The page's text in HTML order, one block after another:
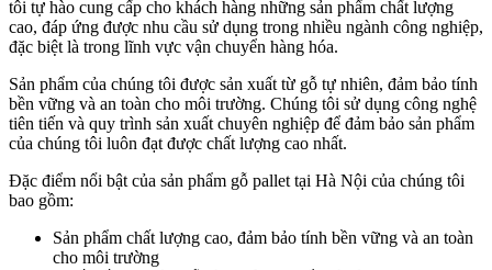
tôi tự hào cung cấp cho khách hàng những sản phẩm chất lượng
cao, đáp ứng được nhu cầu sử dụng trong nhiều ngành công nghiệp,
đặc biệt là trong lĩnh vực vận chuyển hàng hóa.
Sản phẩm của chúng tôi được sản xuất từ gỗ tự nhiên, đảm bảo tính
bền vững và an toàn cho môi trường. Chúng tôi sử dụng công nghệ
tiên tiến và quy trình sản xuất chuyên nghiệp để đảm bảo sản phẩm
của chúng tôi luôn đạt được chất lượng cao nhất.
Đặc điểm nổi bật của sản phẩm gỗ pallet tại Hà Nội của chúng tôi
bao gồm:
Sản phẩm chất lượng cao, đảm bảo tính bền vững và an toàn
cho môi trường